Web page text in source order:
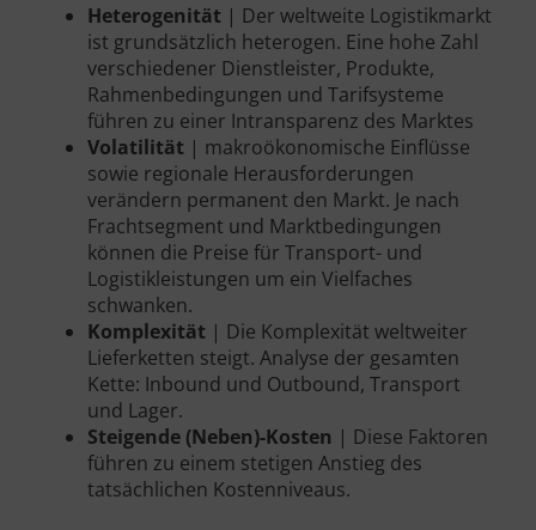
Heterogenität | Der weltweite Logistikmarkt
ist grundsätzlich heterogen. Eine hohe Zahl
verschiedener Dienstleister, Produkte,
Rahmenbedingungen und Tarifsysteme
führen zu einer Intransparenz des Marktes
Volatilität | makroökonomische Einflüsse
sowie regionale Herausforderungen
verändern permanent den Markt. Je nach
Frachtsegment und Marktbedingungen
können die Preise für Transport- und
Logistikleistungen um ein Vielfaches
schwanken.
Komplexität | Die Komplexität weltweiter
Lieferketten steigt. Analyse der gesamten
Kette: Inbound und Outbound, Transport
und Lager.
Steigende (Neben)-Kosten | Diese Faktoren
führen zu einem stetigen Anstieg des
tatsächlichen Kostenniveaus.